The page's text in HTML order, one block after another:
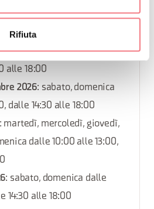
Rifiuta
domenica dalle 10:00
alle 18:00
: sabato, domenica dalle 10:00
alle 18:00
2026: sabato, domenica
dalle 14:30 alle 18:00
martedì, mercoledì, giovedì,
dalle 10:00 alle 13:00,
: sabato, domenica dalle
14:30 alle 18:00